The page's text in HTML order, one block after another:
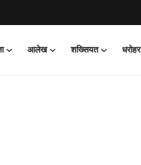
आलेख शख्सियत धरोहर